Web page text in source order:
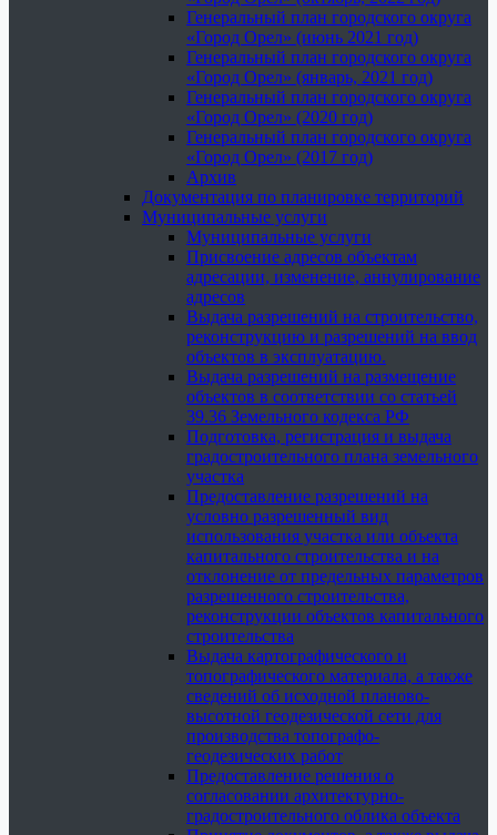
Генеральный план городского округа
«Город Орел» (июнь 2021 год)
Генеральный план городского округа
«Город Орел» (январь, 2021 год)
Генеральный план городского округа
«Город Орел» (2020 год)
Генеральный план городского округа
«Город Орел» (2017 год)
Архив
Документация по планировке территорий
Муниципальные услуги
Муниципальные услуги
Присвоение адресов объектам
адресации, изменение, аннулирование
адресов
Выдача разрешений на строительство,
реконструкцию и разрешений на ввод
объектов в эксплуатацию.
Выдача разрешений на размещение
объектов в соответствии со статьей
39.36 Земельного кодекса РФ
Подготовка, регистрация и выдача
градостроительного плана земельного
участка
Предоставление разрешений на
условно разрешенный вид
использования участка или объекта
капитального строительства и на
отклонение от предельных параметров
разрешенного строительства,
реконструкции объектов капитального
строительства
Выдача картографического и
топографического материала, а также
сведений об исходной планово-
высотной геодезической сети для
производства топографо-
геодезических работ
Предоставление решения о
согласовании архитектурно-
градостроительного облика объекта